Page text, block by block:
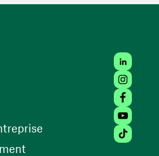
nouvelle fenêtre)
nouvelle fenêtre)
(ouvre une nouvelle
(ouvre une nouvelle
Tiktok